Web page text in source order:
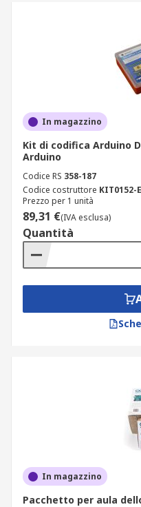
In magazzino
Kit di codifica Arduino
Arduino
Codice RS 358-187
Codice costruttore KIT0152-
Prezzo per 1 unità
89,31 €(IVA esclusa)
Quantità
In magazzino
Pacchetto per aula